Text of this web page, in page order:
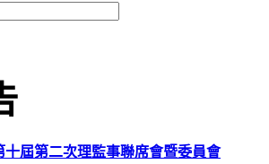
十屆第二次理監事聯席會暨委員會